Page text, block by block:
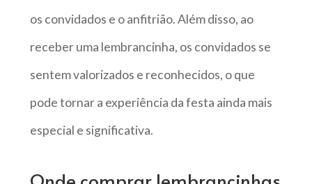
os convidados e o anfitrião. Além disso, ao
receber uma lembrancinha, os convidados se
sentem valorizados e reconhecidos, o que
pode tornar a experiência da festa ainda mais
especial e significativa.